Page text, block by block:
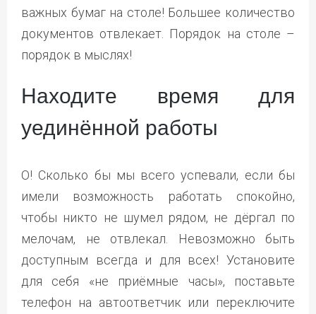
важных бумаг на столе! Большее количество
документов отвлекает. Порядок на столе –
порядок в мыслях!
Находите время для
уединённой работы
О! Сколько бы мы всего успевали, если бы
имели возможность работать спокойно,
чтобы никто не шумел рядом, не дёргал по
мелочам, не отвлекал. Невозможно быть
доступным всегда и для всех! Установите
для себя «не приёмные часы», поставьте
телефон на автоответчик или переключите